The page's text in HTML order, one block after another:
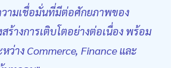
วามเชื่อมั่นที่มีต่อศักยภาพของ
ร้างการเติบโตอย่างต่อเนื่อง พร้อม
าง Commerce, Finance และ